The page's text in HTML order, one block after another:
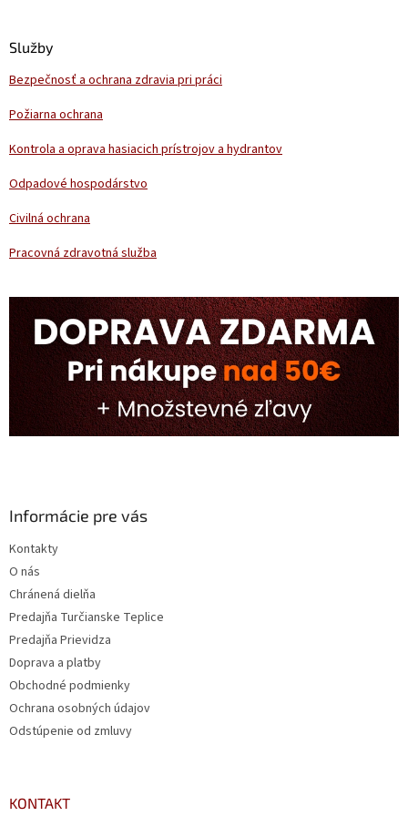
Služby
Bezpečnosť a ochrana zdravia pri práci
Požiarna ochrana
Kontrola a oprava hasiacich prístrojov a hydrantov
Odpadové hospodárstvo
Civilná ochrana
Pracovná zdravotná služba
Informácie pre vás
Kontakty
O nás
Chránená dielňa
Predajňa Turčianske Teplice
Predajňa Prievidza
Doprava a platby
Obchodné podmienky
Ochrana osobných údajov
Odstúpenie od zmluvy
KONTAKT